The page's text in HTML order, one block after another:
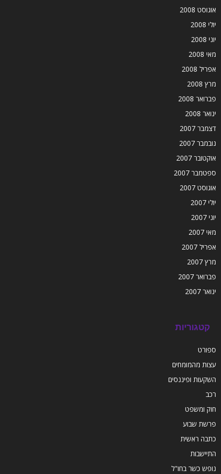
אוגוסט 2008
יולי 2008
יוני 2008
מאי 2008
אפריל 2008
מרץ 2008
פברואר 2008
ינואר 2008
דצמבר 2007
נובמבר 2007
אוקטובר 2007
ספטמבר 2007
אוגוסט 2007
יולי 2007
יוני 2007
מאי 2007
אפריל 2007
מרץ 2007
פברואר 2007
ינואר 2007
קטגוריות
ספורט
עצות מהמומחים
השקעות ופיננסים
רכב
חוק ומשפט
פרשת שבוע
כתבה ראשית
התיישבות
נופש כשר בחו"ל